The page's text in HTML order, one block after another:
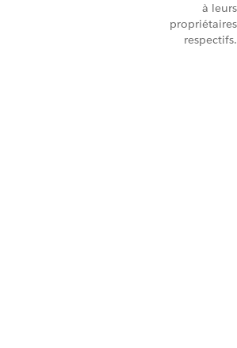
à leurs
propriétaires
respectifs.